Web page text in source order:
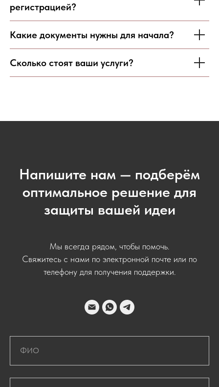
регистрацией?
Какие документы нужны для начала?
Сколько стоят ваши услуги?
Напишите нам — подберём
оптимальное решение для
защиты вашей идеи
Мы всегда рядом, чтобы помочь.
Свяжитесь с нами по электронной почте или по
телефону для получения поддержки.